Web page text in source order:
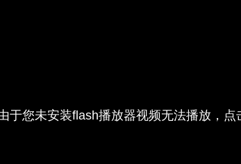
于您未安装flash播放器视频无法播放，点